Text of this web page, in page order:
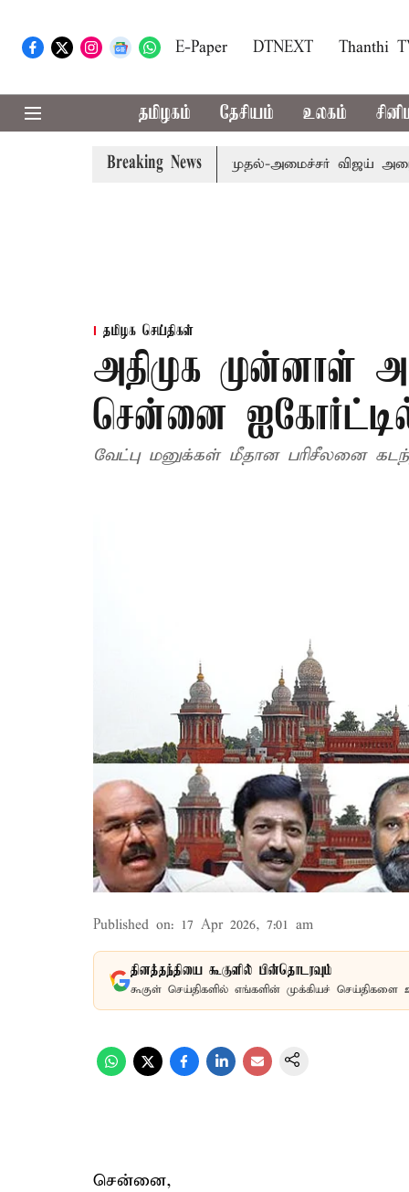
E-Paper DTNEXT Thanthi
தமிழகம் தேசியம் உலகம்
Breaking News
எம்.பி.க்கள் கூட்டத்துக்கு முதல்-அமைச்சர் விஜய் அழைப்பு
தமிழக செய்திகள்
அதிமுக முன்னாள்
சென்னை
வேட்பு மனுக்கள் மீதான பரிசீலனை
Published on: 17 Apr 2026, 7:01 am
தினத்தந்தியை கூகுளில் பின்தொடரவும்
கூகுள் செய்திகளில் எங்களின் முக்கியச் செய்திகளை
சென்னை,